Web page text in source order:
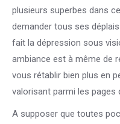
plusieurs superbes dans
demander tous ses
fait la dépression sous
ambiance est à même de
vous rétablir bien plus en
valorisant parmi les
A supposer que toutes